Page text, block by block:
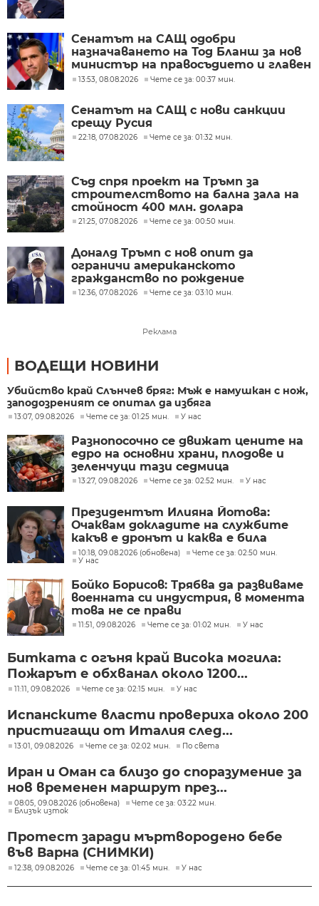
Сенатът на САЩ одобри
назначаването на Тод Бланш за нов
министър на правосъдието и главен
прокурор
13:53, 08.08.2026 Чете се за: 00:37 мин.
Сенатът на САЩ с нови санкции
срещу Русия
22:18, 07.08.2026 Чете се за: 01:32 мин.
Съд спря проект на Тръмп за
строителството на бална зала на
стойност 400 млн. долара
21:25, 07.08.2026 Чете се за: 00:50 мин.
Доналд Тръмп с нов опит да
ограничи американското
гражданство по рождение
12:36, 07.08.2026 Чете се за: 03:10 мин.
Реклама
ВОДЕЩИ НОВИНИ
Убийство край Слънчев бряг: Мъж е намушкан с нож,
заподозреният се опитал да избяга
13:07, 09.08.2026 Чете се за: 01:25 мин. У нас
Разнопосочно се движат цените на
едро на основни храни, плодове и
зеленчуци тази седмица
13:27, 09.08.2026 Чете се за: 02:52 мин. У нас
Президентът Илияна Йотова:
Очаквам докладите на службите
какъв е дронът и каква е била
неговата роля
10:18, 09.08.2026 (обновена)
Чете се за: 02:50 мин.
У нас
Бойко Борисов: Трябва да развиваме
военната си индустрия, в момента
това не се прави
11:51, 09.08.2026 Чете се за: 01:02 мин. У нас
Битката с огъня край Висока могила:
Пожарът е обхванал около 1200...
11:11, 09.08.2026 Чете се за: 02:15 мин. У нас
Испанските власти провериха около 200
пристигащи от Италия след...
13:01, 09.08.2026 Чете се за: 02:02 мин. По света
Иран и Оман са близо до споразумение за
нов временен маршрут през...
08:05, 09.08.2026 (обновена)
Чете се за: 03:22 мин.
Близък изток
Протест заради мъртвородено бебе
във Варна (СНИМКИ)
12:38, 09.08.2026 Чете се за: 01:45 мин. У нас